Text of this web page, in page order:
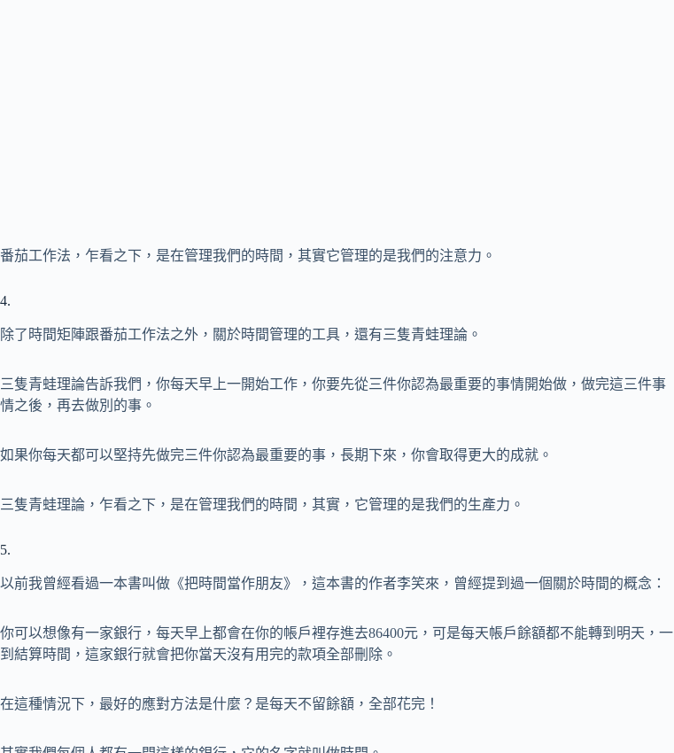
番茄工作法，乍看之下，是在管理我們的時間，其實它管理的是我們的注意力。
4.
除了時間矩陣跟番茄工作法之外，關於時間管理的工具，還有三隻青蛙理論。
三隻青蛙理論告訴我們，你每天早上一開始工作，你要先從三件你認為最重要的事情開始做，做完這三件事
情之後，再去做別的事。
如果你每天都可以堅持先做完三件你認為最重要的事，長期下來，你會取得更大的成就。
三隻青蛙理論，乍看之下，是在管理我們的時間，其實，它管理的是我們的生產力。
5.
以前我曾經看過一本書叫做《把時間當作朋友》，這本書的作者李笑來，曾經提到過一個關於時間的概念：
你可以想像有一家銀行，每天早上都會在你的帳戶裡存進去86400元，可是每天帳戶餘額都不能轉到明天，一
到結算時間，這家銀行就會把你當天沒有用完的款項全部刪除。
在這種情況下，最好的應對方法是什麼？是每天不留餘額，全部花完！